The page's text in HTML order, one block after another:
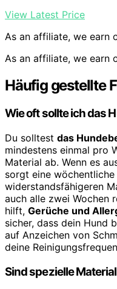
View Latest Price
As an affiliate, we earn
As an affiliate, we earn
Häufig gestellte
Wie oft sollte ich das
Du solltest das
mindestens einmal pro
Material ab. Wenn es
sorgt eine wöchentliche
widerstandsfähigeren
auch alle zwei Wochen
hilft, Gerüche und
sicher, dass dein Hund
auf Anzeichen von
deine
Sind spezielle